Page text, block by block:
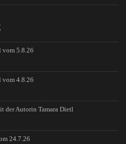
vom 5.8.26
vom 4.8.26
der Autorin Tamara Dietl
24.7.26